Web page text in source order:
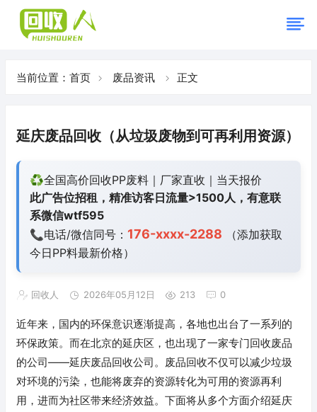
当前位置： 首页 废品资讯 正文
延庆废品回收（从垃圾废物到可再利用资源）
♻️全国高价回收PP废料｜厂家直收｜当天报价
此广告位招租，精准访客日流量>1500人，有意联
系微信wtf595
📞电话/微信同号： 176-xxxx-2288 （添加获取
今日PP料最新价格）
回收人 2026年05月12日 213 0
近年来，国内的环保意识逐渐提高，各地也出台了一系列的
环保政策。而在北京的延庆区，也出现了一家专门回收废品
的公司——延庆废品回收公司。废品回收不仅可以减少垃圾
对环境的污染，也能将废弃的资源转化为可用的资源再利
用，进而为社区带来经济效益。下面将从多个方面介绍延庆